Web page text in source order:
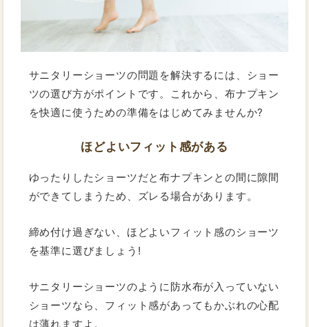
サニタリーショーツの問題を解決するには、ショー
ツの選び方がポイントです。これから、布ナプキン
を快適に使うための準備をはじめてみませんか?
ほどよいフィット感がある
ゆったりしたショーツだと布ナプキンとの間に隙間
ができてしまうため、ズレる場合があります。
締め付け過ぎない、ほどよいフィット感のショーツ
を基準に選びましょう!
サニタリーショーツのように防水布が入っていない
ショーツなら、フィット感があってもかぶれの心配
は薄れますよ。